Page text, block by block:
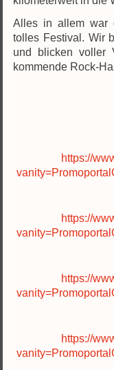
Alles in allem war
tolles Festival. Wir
und blicken voller
kommende Rock-
https://
https://
https://
https://